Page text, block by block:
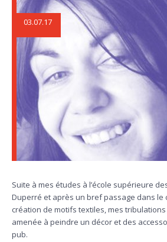
03.07.17
Suite à mes études à l’école supérieure
Duperré et après un bref passage dans le
création de motifs textiles, mes
amenée à peindre un décor et des
pub.